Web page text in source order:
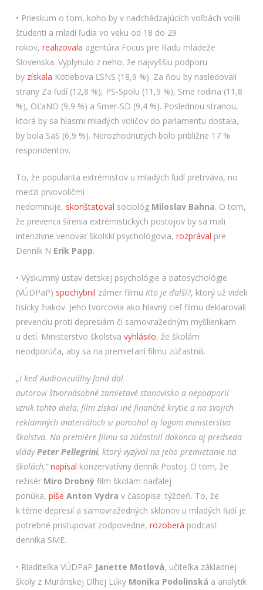
• Prieskum o tom, koho by v nadchádzajúcich voľbách volili
študenti a mladí ľudia vo veku od 18 do 29
rokov, realizovala agentúra Focus pre Radu mládeže
Slovenska. Vyplynulo z neho, že najvyššiu podporu
by získala Kotlebova ĽSNS (18,9 %). Za ňou by nasledovali
strany Za ľudí (12,8 %), PS-Spolu (11,9 %), Sme rodina (11,8
%), OĽaNO (9,9 %) a Smer-SD (9,4 %). Poslednou stranou,
ktorá by sa hlasmi mladých voličov do parlamentu dostala,
by bola SaS (6,9 %). Nerozhodnutých bolo približne 17 %
respondentov.
To, že popularita extrémistov u mladých ľudí pretrváva, no
medzi prvovoličmi
nedominuje, skonštatoval sociológ Miloslav Bahna. O tom,
že prevencii šírenia extrémistických postojov by sa mali
intenzívne venovať školskí psychológovia, rozprával pre
Denník N Erik Papp.
• Výskumný ústav detskej psychológie a patosychológie
(VÚDPaP) spochybnil zámer filmu Kto je ďalší?, ktorý už videli
tisícky žiakov. Jeho tvorcovia ako hlavný cieľ filmu deklarovali
prevenciu proti depresiám či samovražedným myšlienkam
u detí. Ministerstvo školstva vyhlásilo, že školám
neodporúča, aby sa na premietaní filmu zúčastnili.
„I keď Audiovizuálny fond dal
autorovi štvornásobné zamietavé stanovisko a nepodporil
vznik tohto diela, film získal iné finančné krytie a na svojich
reklamných materiáloch si pomohol aj logom ministerstva
školstva. Na premiére filmu sa zúčastnil dokonca aj predseda
vládyPeter Pellegrini, ktorý vyzýval na jeho premietanie na
školách,“ napísal konzervatívny denník Postoj. O tom, že
režisér Miro Drobnýfilm školám naďalej
ponúka, píše Anton Vydra v časopise .týždeň. To, že
k téme depresií a samovražedných sklonov u mladých ľudí je
potrebné pristupovať zodpovedne, rozoberá podcast
denníka SME.
• Riaditeľka VÚDPaP Janette Motlová, učiteľka základnej
školy z Muránskej Dlhej Lúky Monika Podolinská a analytik